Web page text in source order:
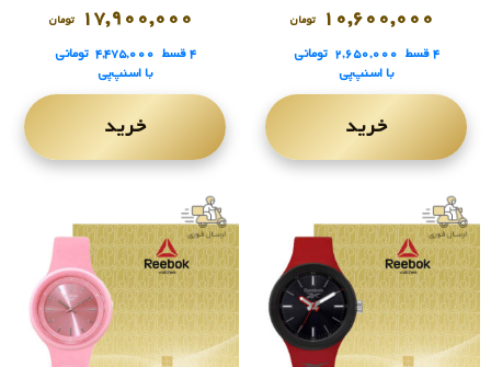
۱۰,۶۰۰,۰۰۰ تومان
۴ قسط ۲,۶۵۰,۰۰۰ تومانی
با اسنپ‌پی
خرید
۱۷,۹۰۰,۰۰۰ تومان
۴ قسط ۴,۴۷۵,۰۰۰ تومانی
با اسنپ‌پی
خرید